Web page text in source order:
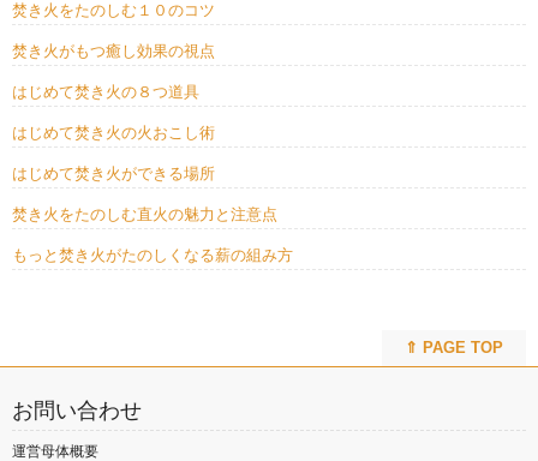
焚き火をたのしむ１０のコツ
焚き火がもつ癒し効果の視点
はじめて焚き火の８つ道具
はじめて焚き火の火おこし術
はじめて焚き火ができる場所
焚き火をたのしむ直火の魅力と注意点
もっと焚き火がたのしくなる薪の組み方
⇑ PAGE TOP
お問い合わせ
運営母体概要